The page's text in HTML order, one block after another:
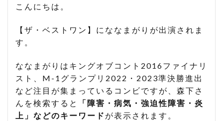
こんにちは。
【ザ・ベストワン】にななまがりが出演されま
す。
ななまがりはキングオブコント2016ファイナリ
スト、M-1グランプリ2022・2023準決勝進出
など注目が集まっているコンビですが、森下さ
んを検索すると
「障害・病気・強迫性障害・炎
上」などのキーワード が表示されます。